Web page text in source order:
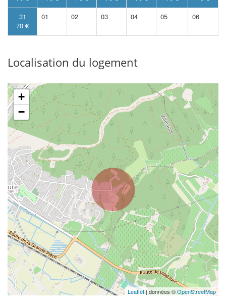
31
70 €
01 02 03 04 05 06
Localisation du logement
+
−
Leaflet| données ©OpenStreetMap